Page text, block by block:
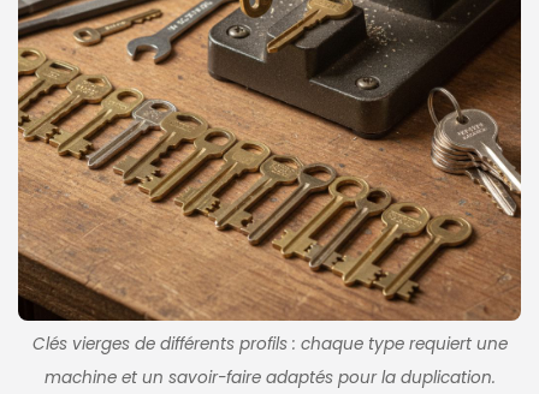
Clés vierges de différents profils : chaque type requiert une
machine et un savoir-faire adaptés pour la duplication.